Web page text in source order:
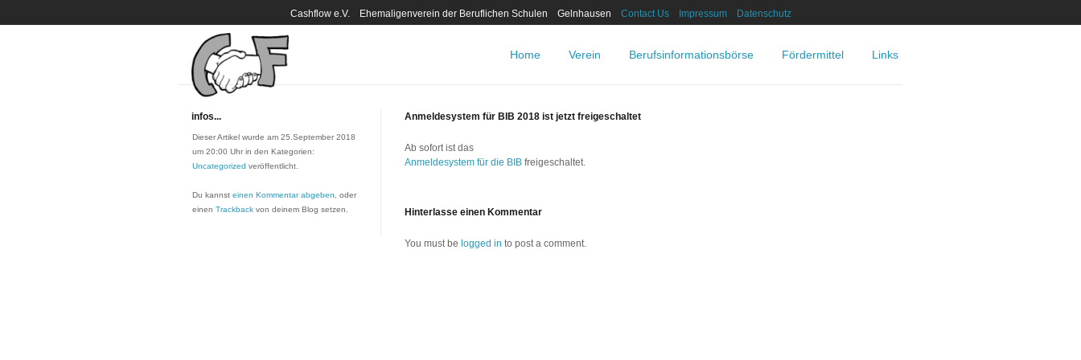
Cashflow e.V. Ehemaligenverein der Beruflichen Schulen Gelnhausen Contact Us Impressum Datenschutz
Home Verein Berufsinformationsbörse Fördermittel Links
infos...
Dieser Artikel wurde am 25.September 2018
um 20:00 Uhr in den Kategorien:
Uncategorized veröffentlicht.
Du kannst einen Kommentar abgeben , oder
einen Trackback von deinem Blog setzen.
Anmeldesystem für BIB 2018 ist jetzt freigeschaltet
Ab sofort ist das
Anmeldesystem für die BIB freigeschaltet.
Hinterlasse einen Kommentar
You must be logged in to post a comment.